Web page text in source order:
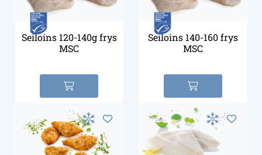
Seiloins 120-140g frys
MSC
Seiloins 140-160 frys
MSC